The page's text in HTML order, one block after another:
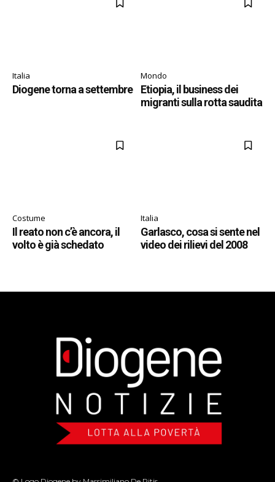
Italia
Diogene torna a settembre
Mondo
Etiopia, il business dei
migranti sulla rotta saudita
Costume
Il reato non c’è ancora, il
volto è già schedato
Italia
Garlasco, cosa si sente nel
video dei rilievi del 2008